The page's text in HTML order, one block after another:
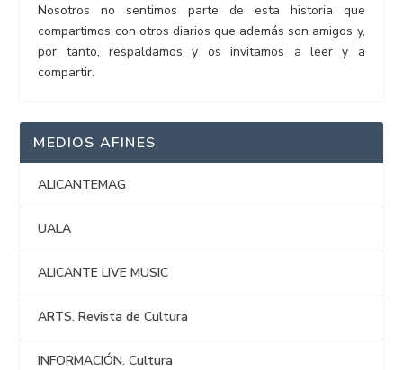
Nosotros no sentimos parte de esta historia que
compartimos con otros diarios que además son amigos y,
por tanto, respaldamos y os invitamos a leer y a
compartir.
MEDIOS AFINES
ALICANTEMAG
UALA
ALICANTE LIVE MUSIC
ARTS. Revista de Cultura
INFORMACIÓN. Cultura